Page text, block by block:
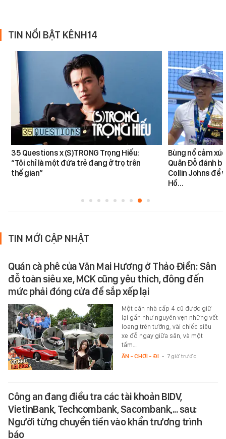
TIN NỔI BẬT KÊNH14
35 Questions x (S)TRONG Trọng Hiếu:
“Tôi chỉ là một đứa trẻ đang ở trọ trên
thế gian”
Bùng nổ cảm
Quân Đỗ đánh
Collin Johns để
Hồ…
TIN MỚI CẬP NHẬT
Quán cà phê của Văn Mai Hương ở Thảo Điền: Sân
đỗ toàn siêu xe, MCK cũng yêu thích, đông đến
mức phải đóng cửa để sắp xếp lại
Một căn nhà cấp 4 cũ được giữ
lại gần như nguyên vẹn những vết
loang trên tường, vài chiếc siêu
xe đỗ ngay giữa sân, và một
tấm…
ĂN - CHƠI - ĐI - 7 giờ trước
Công an đang điều tra các tài khoản BIDV,
VietinBank, Techcombank, Sacombank,... sau:
Người từng chuyển tiền vào khẩn trương trình
báo